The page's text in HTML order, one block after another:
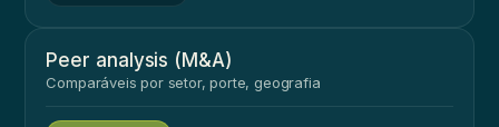
Peer analysis (M&A)
Comparáveis por setor, porte, geografia